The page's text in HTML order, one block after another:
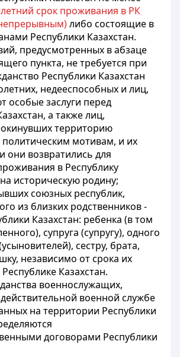
срок проживания в РК
либо состоящие в
Республики Казахстан.
предусмотренных в абзаце
пункта, не требуется при
Республики Казахстан
недееспособных и лиц,
особые заслуги перед
а также лиц,
территорию
политическим мотивам, и их
они возвратились для
в Республику
историческую родину;
союзных республик,
из близких родственников -
Казахстан: ребенка (в том
супруга (супругу), одного
сестру, брата,
независимо от срока их
Казахстан.
военнослужащих,
военной службе
на территории Республики
договорами Республики